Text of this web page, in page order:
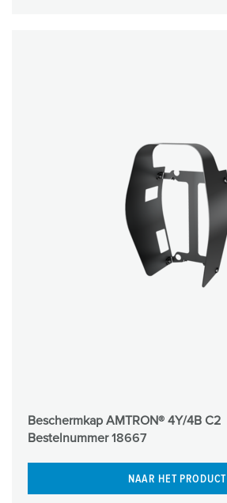
Beschermkap AMTRON® 4Y/4B C2
Bestelnummer18667
NAAR HET PRODUCT